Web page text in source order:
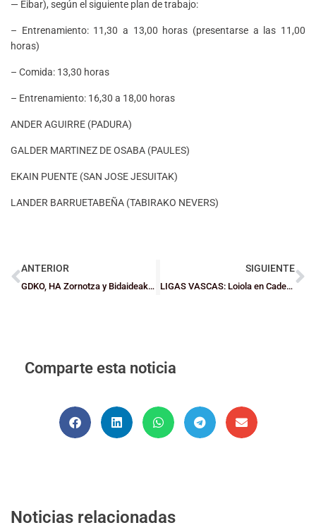
— Eibar), según el siguiente plan de trabajo:
– Entrenamiento: 11,30 a 13,00 horas (presentarse a las 11,00
horas)
– Comida: 13,30 horas
– Entrenamiento: 16,30 a 18,00 horas
ANDER AGUIRRE (PADURA)
GALDER MARTINEZ DE OSABA (PAULES)
EKAIN PUENTE (SAN JOSE JESUITAK)
LANDER BARRUETABEÑA (TABIRAKO NEVERS)
ANTERIOR
GDKO, HA Zornotza y Bidaideak, victorias como locales
SIGUIENTE
LIGAS VASCAS: Loiola en Cadetes y Gernika en Júniors, ambos femeninos, líderes
Comparte esta noticia
Noticias relacionadas